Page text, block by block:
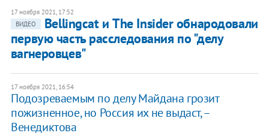
17 ноября 2021, 17:52
ВИДЕО
Bellingcat и The Insider обнародовали
первую часть расследования по "делу
вагнеровцев"
17 ноября 2021, 16:54
Подозреваемым по делу Майдана грозит
пожизненное, но Россия их не выдаст, –
Венедиктова